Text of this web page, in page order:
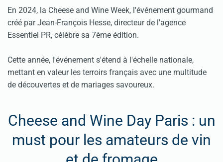
En 2024, la Cheese and Wine Week, l'événement gourmand
créé par Jean-François Hesse, directeur de l'agence
Essentiel PR, célèbre sa 7ème édition.
Cette année, l'événement s'étend à l'échelle nationale,
mettant en valeur les terroirs français avec une multitude
de découvertes et de mariages savoureux.
Cheese and Wine Day Paris : un
must pour les amateurs de vin